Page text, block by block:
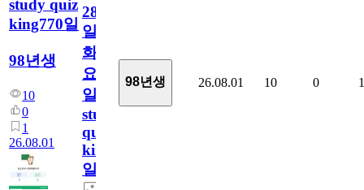
study quiz
king770일
98년생
10
0
1
26.08.01
28
일
화
요
일/English
study
quiz
king770
일
98년생 26.08.01 10 0 1